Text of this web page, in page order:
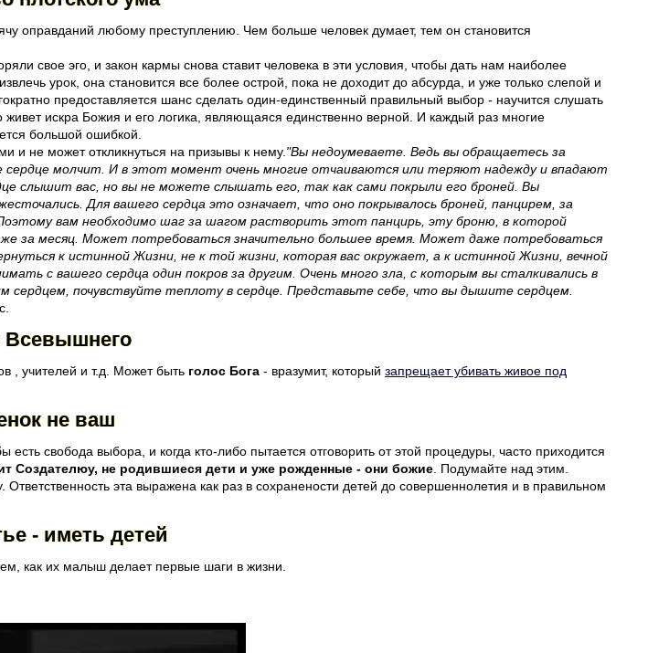
оправданий любому преступлению. Чем больше человек думает, тем он становится
свое эго, и закон кармы снова ставит человека в эти условия, чтобы дать нам наиболее
урок, она становится все более острой, пока не доходит до абсурда, и уже только слепой и
предоставляется шанс сделать один-единственный правильный выбор - научится слушать
живет искра Божия и его логика, являющаяся единственно верной. И каждый раз многие
большой ошибкой.
и не может откликнуться на призывы к нему. "Вы недоумеваете. Ведь вы обращаетесь за
молчит. И в этот момент очень многие отчаиваются или теряют надежду и впадают
слышит вас, но вы не можете слышать его, так как сами покрыли его броней. Вы
Для вашего сердца это означает, что оно покрывалось броней, панцирем, за
вам необходимо шаг за шагом растворить этот панцирь, эту броню, в которой
за месяц. Может потребоваться значительно большее время. Может даже потребоваться
к истинной Жизни, не к той жизни, которая вас окружает, а к истинной Жизни, вечной
с вашего сердца один покров за другим. Очень много зла, с которым вы сталкивались в
сердцем, почувствуйте теплоту в сердце. Представьте себе, что вы дышите сердцем.
Всевышнего
, учителей и т.д. Может быть голос Бога - вразумит, который запрещает убивать живое под
не ваш
свобода выбора, и когда кто-либо пытается отговорить от этой процедуры, часто приходится
Создателюу, не родившиеся дети и уже рожденные - они божие . Подумайте над этим.
эта выражена как раз в сохранености детей до совершеннолетия и в правильном
- иметь детей
как их малыш делает первые шаги в жизни.